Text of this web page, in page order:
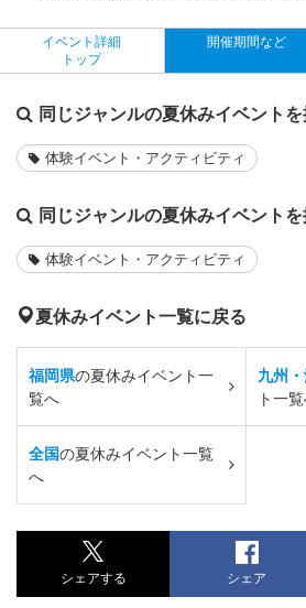
イベント詳細
トップ
開催期間など
同じジャンルの夏休みイベントを
体験イベント・アクティビティ
同じジャンルの夏休みイベントを
体験イベント・アクティビティ
夏休みイベント一覧に戻る
福岡県の夏休みイベント一
覧へ
九州
ト一
全国の夏休みイベント一覧
へ
シェアする シェア